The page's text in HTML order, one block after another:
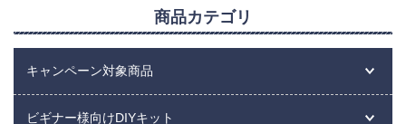
商品カテゴリ
キャンペーン対象商品
ビギナー様向けDIYキット